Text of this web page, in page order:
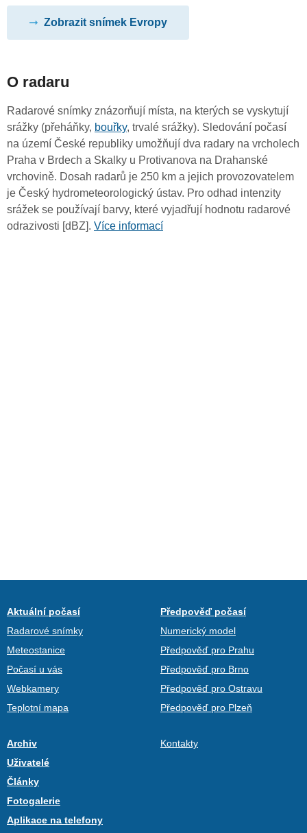
Zobrazit snímek Evropy
O radaru
Radarové snímky znázorňují místa, na kterých se vyskytují
srážky (přeháňky, bouřky, trvalé srážky). Sledování počasí
na území České republiky umožňují dva radary na vrcholech
Praha v Brdech a Skalky u Protivanova na Drahanské
vrchovině. Dosah radarů je 250 km a jejich provozovatelem
je Český hydrometeorologický ústav. Pro odhad intenzity
srážek se používají barvy, které vyjadřují hodnotu radarové
odrazivosti [dBZ]. Více informací
Aktuální počasí
Radarové snímky
Meteostanice
Počasí u vás
Webkamery
Teplotní mapa
Předpověď počasí
Numerický model
Předpověď pro Prahu
Předpověď pro Brno
Předpověď pro Ostravu
Předpověď pro Plzeň
Archiv
Uživatelé
Články
Fotogalerie
Aplikace na telefony
Kontakty